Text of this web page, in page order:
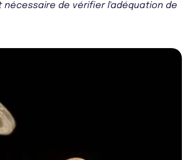
nécessaire de vérifier l'adéquation de